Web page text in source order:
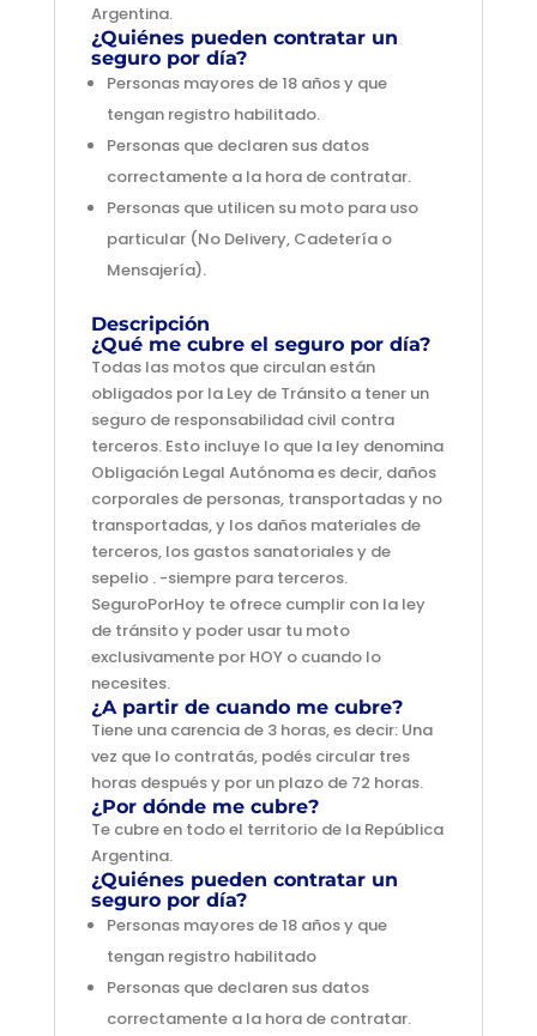
Argentina.
¿Quiénes pueden contratar un
seguro por día?
Personas mayores de 18 años y que
tengan registro habilitado.
Personas que declaren sus datos
correctamente a la hora de contratar.
Personas que utilicen su moto para uso
particular (No Delivery, Cadetería o
Mensajería).
Descripción
¿Qué me cubre el seguro por día?
Todas las motos que circulan están
obligados por la Ley de Tránsito a tener un
seguro de responsabilidad civil contra
terceros. Esto incluye lo que la ley denomina
Obligación Legal Autónoma es decir, daños
corporales de personas, transportadas y no
transportadas, y los daños materiales de
terceros, los gastos sanatoriales y de
sepelio . -siempre para terceros.
SeguroPorHoy te ofrece cumplir con la ley
de tránsito y poder usar tu moto
exclusivamente por HOY o cuando lo
necesites.
¿A partir de cuando me cubre?
Tiene una carencia de 3 horas, es decir: Una
vez que lo contratás, podés circular tres
horas después y por un plazo de 72 horas.
¿Por dónde me cubre?
Te cubre en todo el territorio de la República
Argentina.
¿Quiénes pueden contratar un
seguro por día?
Personas mayores de 18 años y que
tengan registro habilitado
Personas que declaren sus datos
correctamente a la hora de contratar.